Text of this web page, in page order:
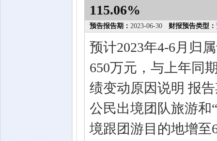
115.06%
预告报告期： 2023-06-30 财报预告类型：
预计2023年4-6月归
650万元，与上年同
绩变动原因说明 报
公民出境团队旅游和
境跟团游目的地增至